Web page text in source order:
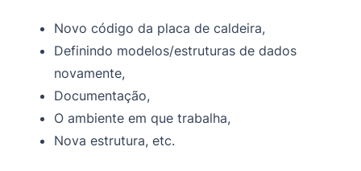
Novo código da placa de caldeira,
Definindo modelos/estruturas de dados
novamente,
Documentação,
O ambiente em que trabalha,
Nova estrutura, etc.